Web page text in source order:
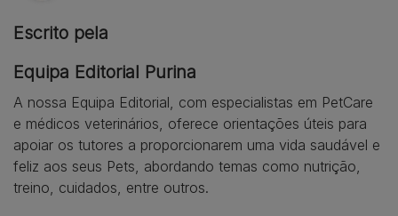
Escrito pela
Equipa Editorial Purina
A nossa Equipa Editorial, com especialistas em PetCare
e médicos veterinários, oferece orientações úteis para
apoiar os tutores a proporcionarem uma vida saudável e
feliz aos seus Pets, abordando temas como nutrição,
treino, cuidados, entre outros.